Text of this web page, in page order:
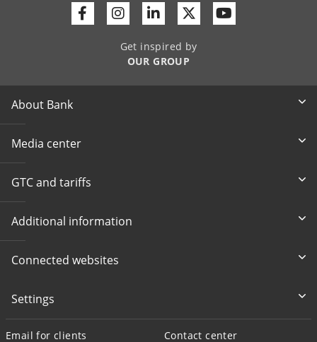
FacebookInstagram
LinkedinTwitter
Get inspired by
OUR GROUP
About Bank
Media center
GTC and tariffs
Additional information
Connected websites
Settings
Email for clients
Contact center